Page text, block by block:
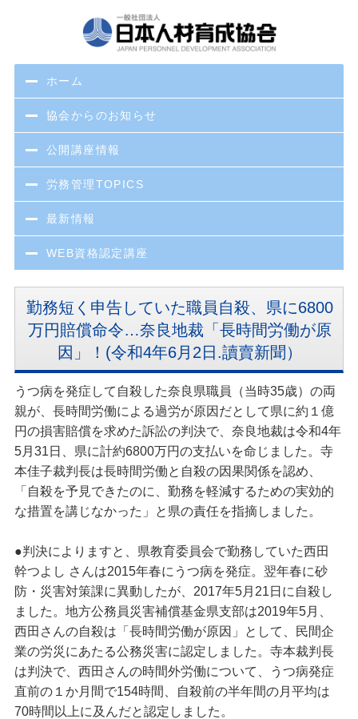
ホーム
協会からのお知らせ
公開講座情報
労務管理TOPICS
最新情報
WEB資格認定講座
勤務短く申告していた職員自殺、県に6800
万円賠償命令…奈良地裁「長時間労働が原
因」！(令和4年6月2日.讀賣新聞）
うつ病を発症して自殺した奈良県職員（当時35歳）の両
親が、長時間労働による過労が原因だとして県に約１億
円の損害賠償を求めた訴訟の判決で、奈良地裁は令和4年
5月31日、県に計約6800万円の支払いを命じました。寺
本佳子裁判長は長時間労働と自殺の因果関係を認め、
「自殺を予見できたのに、勤務を軽減するための実効的
な措置を講じなかった」と県の責任を指摘しました。
●判決によりますと、県教育委員会で勤務していた西田
幹つよし さんは2015年春にうつ病を発症。翌年春に砂
防・災害対策課に異動したが、2017年5月21日に自殺し
ました。地方公務員災害補償基金県支部は2019年5月、
西田さんの自殺は「長時間労働が原因」として、民間企
業の労災にあたる公務災害に認定しました。寺本裁判長
は判決で、西田さんの時間外労働について、うつ病発症
直前の１か月間で154時間、自殺前の半年間の月平均は
70時間以上に及んだと認定しました。